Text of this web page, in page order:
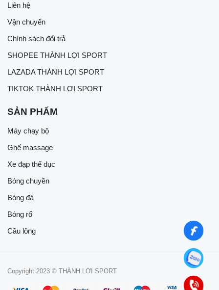
Liên hệ
Vận chuyển
Chính sách đổi trả
SHOPEE THÀNH LỢI SPORT
LAZADA THÀNH LỢI SPORT
TIKTOK THÀNH LỢI SPORT
SẢN PHẨM
Máy chạy bộ
Ghế massage
Xe đạp thể dục
Bóng chuyền
Bóng đá
Bóng rổ
Cầu lông
Copyright 2023 © THÀNH LỢI SPORT